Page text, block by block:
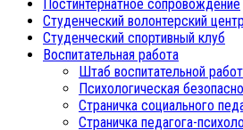
Постинтернатное сопровождение
Студенческий волонтерский центр
Студенческий спортивный клуб
Воспитательная работа
Штаб воспитательной
Психологическая
Страничка социального
Страничка педагога-